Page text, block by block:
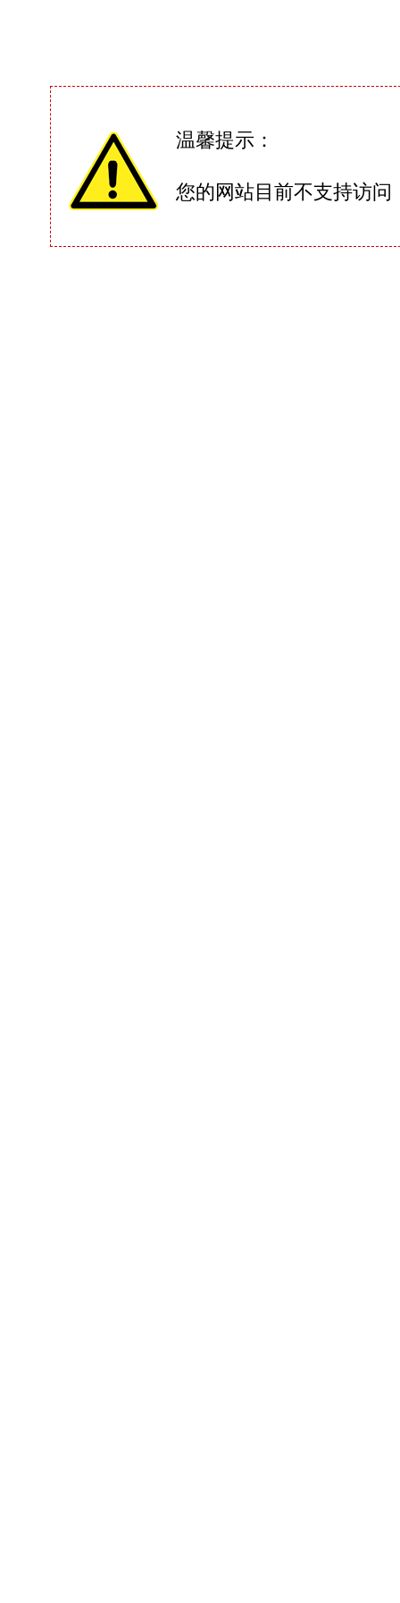
温馨提示：
您的网站目前不支持访